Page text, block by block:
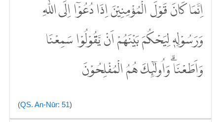
اِنَّمَا كَانَ قَوْلَ الْمُؤْمِنِيْنَ اِذَا دُعُوْٓا اِلَى اللّٰهِ
وَرَسُوْلِهٖ لِيَحْكُمَ بَيْنَهُمْ اَنْ يَّقُوْلُوْا سَمِعْنَا
وَاَطَعْنَاۗ وَاُولٰۤىِٕكَ هُمُ الْمُفْلِحُوْنَ
(QS. An-Nūr: 51)